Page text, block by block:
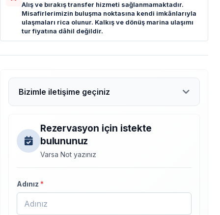
Alış ve bırakış transfer hizmeti sağlanmamaktadır.
Misafirlerimizin buluşma noktasına kendi imkânlarıyla
ulaşmaları rica olunur. Kalkış ve dönüş marina ulaşımı
tur fiyatına dâhil değildir.
Bizimle iletişime geçiniz
Rezervasyon için istekte
bulununuz
Varsa Not yazınız
Adınız *